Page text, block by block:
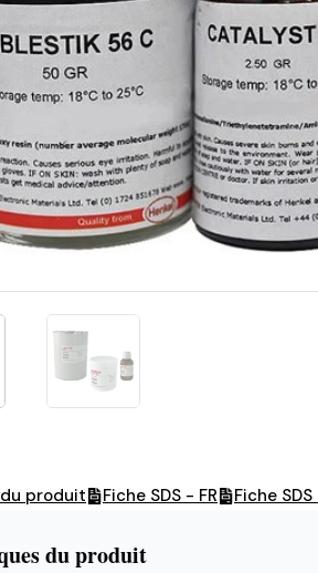
produit Fiche SDS - FR Fiche SDS
du produit